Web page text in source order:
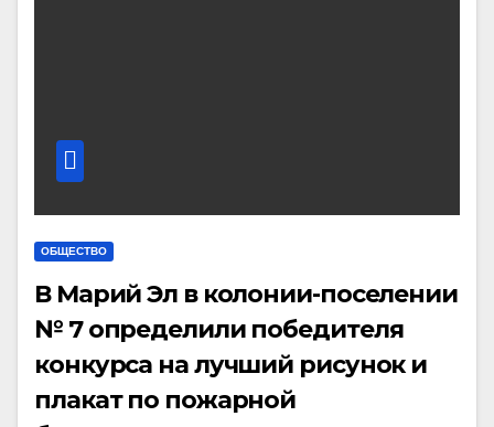
ОБЩЕСТВО
В Марий Эл в колонии-поселении
№ 7 определили победителя
конкурса на лучший рисунок и
плакат по пожарной